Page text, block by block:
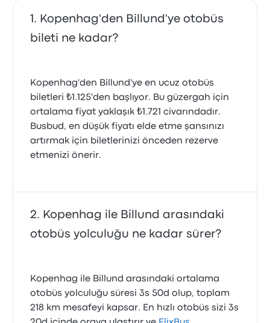
Kopenhag'den Billund'ye otobüs
bileti ne kadar?
Kopenhag'den Billund'ye en ucuz otobüs
biletleri ₺1.125'den başlıyor. Bu güzergah için
ortalama fiyat yaklaşık ₺1.721 civarındadır.
Busbud, en düşük fiyatı elde etme şansınızı
artırmak için biletlerinizi önceden rezerve
etmenizi önerir.
Kopenhag ile Billund arasındaki
otobüs yolculuğu ne kadar sürer?
Kopenhag ile Billund arasındaki ortalama
otobüs yolculuğu süresi 3s 50d olup, toplam
218 km mesafeyi kapsar. En hızlı otobüs sizi 3s